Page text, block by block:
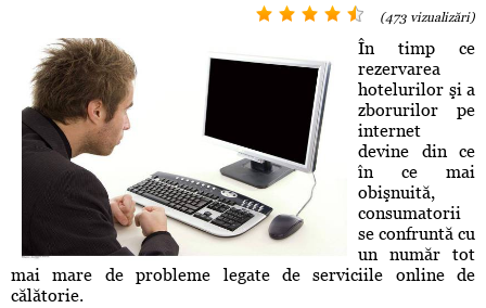
(473 vizualizări)
În timp ce
rezervarea
hotelurilor şi a
zborurilor pe
internet
devine din ce
în ce mai
obişnuită,
consumatorii
se confruntă cu
un număr tot
mai mare de probleme legate de serviciile online de
călătorie.